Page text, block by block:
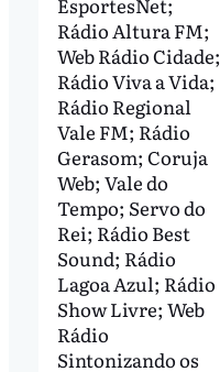
Rádio Altura FM;
Web Rádio Cidade;
Rádio Viva a Vida;
Rádio Regional
Vale FM; Rádio
Gerasom; Coruja
Web; Vale do
Tempo; Servo do
Rei; Rádio Best
Sound; Rádio
Lagoa Azul; Rádio
Show Livre; Web
Rádio
Sintonizando os